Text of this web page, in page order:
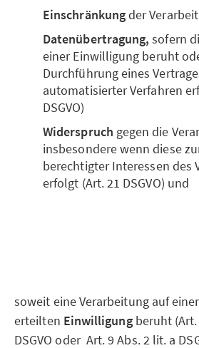
Einschränkungder
Datenübertragung,sofern
einer Einwilligung beruht
Durchführung eines
automatisierter Verfahren
DSGVO)
Widerspruch gegen die
insbesondere wenn diese
berechtigter Interessen des
erfolgt (Art. 21 DSGVO) und
soweit eine Verarbeitung auf
erteilten Einwilligungberuht (Art.
DSGVO oder Art. 9 Abs. 2 lit. a